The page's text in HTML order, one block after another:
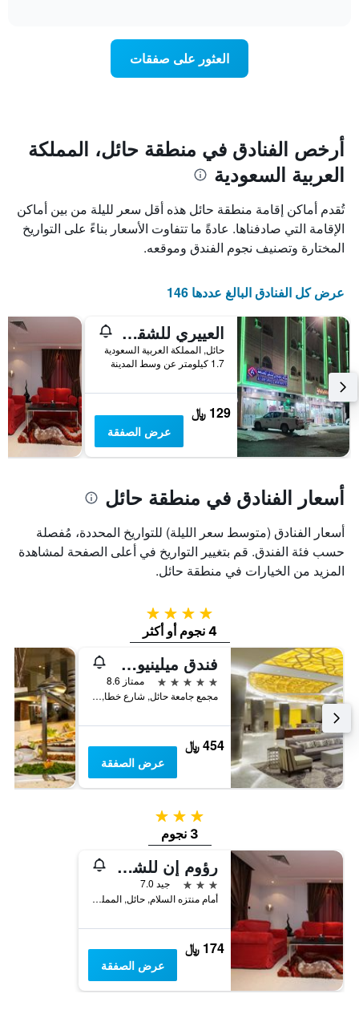
الغرفة
هذه
الليلة
عُثر
عليه
خلال
آخر
خلال
آخر
3
أيام
التصنيف
حسب
النجوم
1
X
الذي
يعرض
فئات
الفنادق
بالنجوم.
يتضمن
المخطط
1
محور
الذي
يعرض
سعر
غرفة
في
عطلة
خلال
آخر
3
أيام
العثور على صفقات
أرخص الفنادق في منطقة حائل، المملكة
العربية السعودية
تُقدم أماكن إقامة منطقة حائل هذه أقل سعر لليلة من بين أماكن
الإقامة التي صادفناها. عادةً ما تتفاوت الأسعار بناءً على التواريخ
المختارة وتصنيف نجوم الفندق وموقعه.
عرض كل الفنادق البالغ عددها 146
العييري للشقق المفروشة حائل 1
حائل, المملكة العربية السعودية
1.7 كيلومتر عن وسط المدينة
129 ﷼
عرض الصفقة
أسعار الفنادق في منطقة حائل
أسعار الفنادق (متوسط سعر الليلة) للتواريخ المحددة، مُفصلة
حسب فئة الفندق. قم بتغيير التواريخ في أعلى الصفحة لمشاهدة
المزيد من الخيارات في منطقة حائل.
4 نجوم
4 نجوم أو أكثر
فندق ميلينيوم حائل
5 نجوم
ممتاز 8.6
مجمع جامعة حائل, شارع خطا, حائل, حائل, المملكة العربية السعودية
454 ﷼
عرض الصفقة
3 نجوم
3 نجوم
رؤوم إن للشقق المخدومة - حائل
3 نجوم
جيد 7.0
أمام منتزه السلام, حائل, المملكة العربية السعودية
174 ﷼
عرض الصفقة